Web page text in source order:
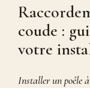
coude :
votre
Installer un poêle